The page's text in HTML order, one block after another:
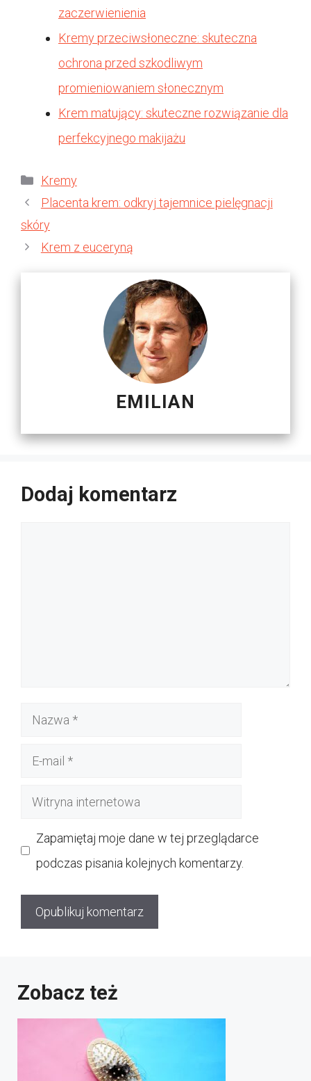
zaczerwienienia
Kremy przeciwsłoneczne: skuteczna
ochrona przed szkodliwym
promieniowaniem słonecznym
Krem matujący: skuteczne rozwiązanie dla
perfekcyjnego makijażu
Kategorie
Kremy
Placenta krem: odkryj tajemnice pielęgnacji
skóry
Krem z euceryną
EMILIAN
Dodaj komentarz
Nazwa
Witryna
Zapamiętaj moje dane w tej przeglądarce
podczas pisania kolejnych komentarzy.
Zobacz też